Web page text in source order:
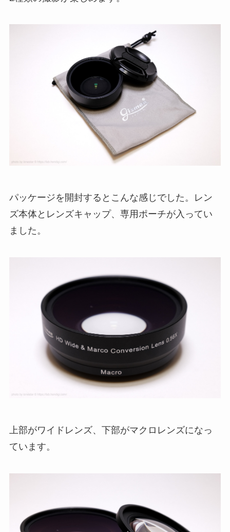
パッケージを開封するとこんな感じでした。レン
ズ本体とレンズキャップ、専用ポーチが入ってい
ました。
上部がワイドレンズ、下部がマクロレンズになっ
ています。